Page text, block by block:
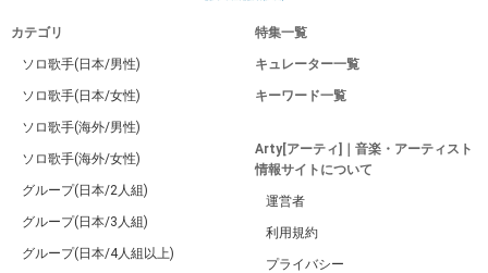
カテゴリ
ソロ歌手(日本/男性)
ソロ歌手(日本/女性)
ソロ歌手(海外/男性)
ソロ歌手(海外/女性)
グループ(日本/2人組)
グループ(日本/3人組)
グループ(日本/4人組以上)
特集一覧
キュレーター一覧
キーワード一覧
Arty[アーティ]｜音楽・アーティスト
情報サイトについて
運営者
利用規約
プライバシー